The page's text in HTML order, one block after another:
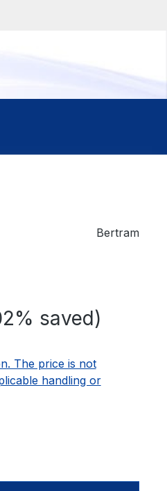
Bertram
saved)
The price is not
handling or
desired amount